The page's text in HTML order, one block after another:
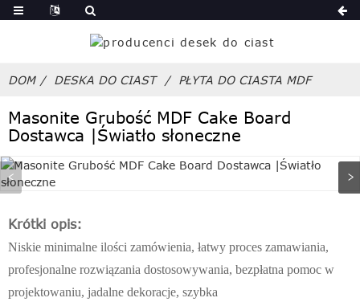
DOM DESKA DO CIAST PŁYTA DO CIASTA MDF
Masonite Grubość MDF Cake Board
Dostawca |Światło słoneczne
Krótki opis:
Niskie minimalne ilości zamówienia, łatwy proces zamawiania,
profesjonalne rozwiązania dostosowywania, bezpłatna pomoc w
projektowaniu, jadalne dekoracje, szybka